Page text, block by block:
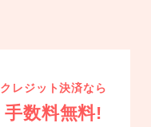
クレジット決済なら
手数料無料!